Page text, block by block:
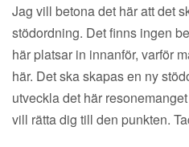
Jag vill betona det här att det
stödordning. Det finns ingen
här platsar in innanför, varför
här. Det ska skapas en ny
utveckla det här
vill rätta dig till den punkten.